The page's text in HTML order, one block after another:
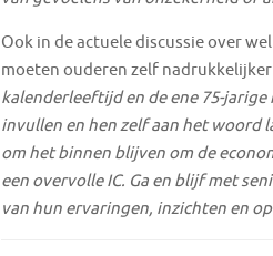
Ook in de actuele discussie over
moeten ouderen zelf
kalenderleeftijd en de ene 75-
invullen en hen zelf aan het woord
om het binnen blijven om de
een overvolle IC. Ga en blijf met
van hun ervaringen, inzichten en